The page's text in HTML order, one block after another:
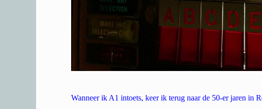
Wanneer ik A1 intoets, keer ik terug naar de 50-er jaren in